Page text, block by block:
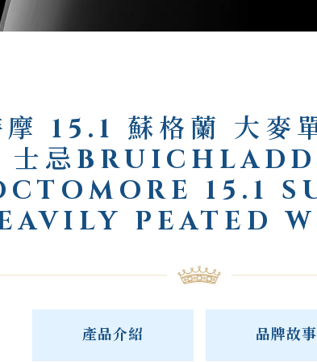
摩 15.1 蘇格蘭 大麥
士忌
15.1
PEATED
產品介紹 品牌故事